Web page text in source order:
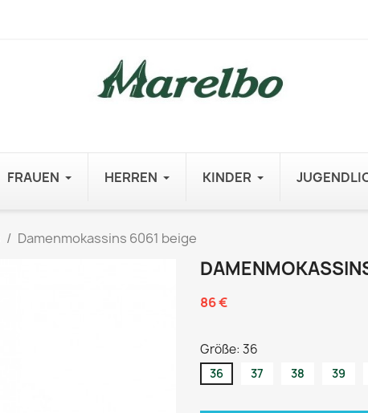
FRAUEN HERREN KINDER
Damenmokassins 6061 beige
86 €
Größe: 36
36 37 38 39